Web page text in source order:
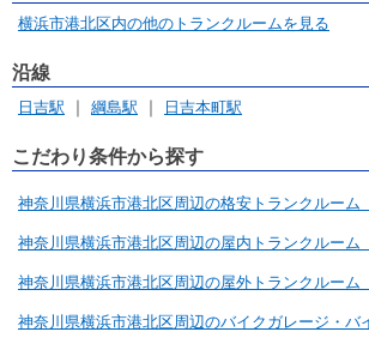
横浜市港北区内の他のトランクルームを見る
沿線
日吉駅 綱島駅 日吉本町駅
こだわり条件から探す
神奈川県横浜市港北区周辺の格安トランクルーム
神奈川県横浜市港北区周辺の屋内トランクルーム
神奈川県横浜市港北区周辺の屋外トランクルーム
神奈川県横浜市港北区周辺のバイクガレージ・バ